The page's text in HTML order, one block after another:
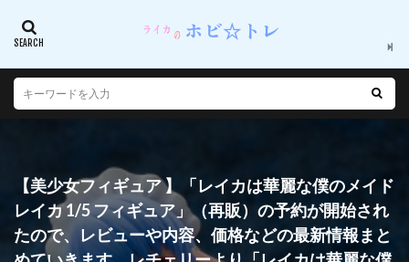
【美少女フィギュア 】「レイカは華麗な僕のメイド
レイカ 1/5 フィギュア」（再販）の予約が開始され
たので、レビューや内容、価格などの最新情報まと